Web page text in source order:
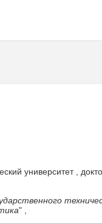
университет ,
" ,